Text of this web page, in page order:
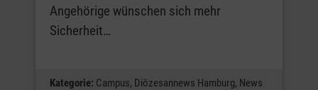
Angehörige wünschen sich mehr
Sicherheit…
Kategorie: Campus, Diözesannews Hamburg, News